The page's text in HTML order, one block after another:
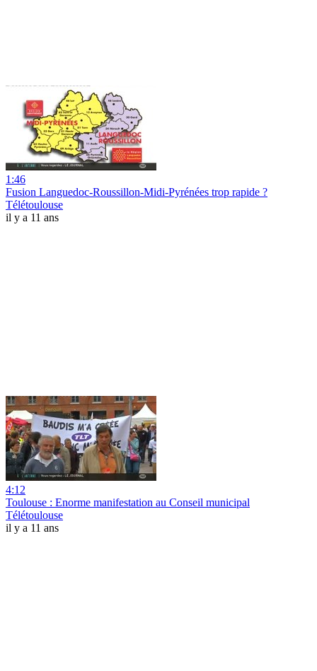
1:46
Fusion Languedoc-Roussillon-Midi-Pyrénées trop rapide ?
Télétoulouse
il y a 11 ans
4:12
Toulouse : Enorme manifestation au Conseil municipal
Télétoulouse
il y a 11 ans